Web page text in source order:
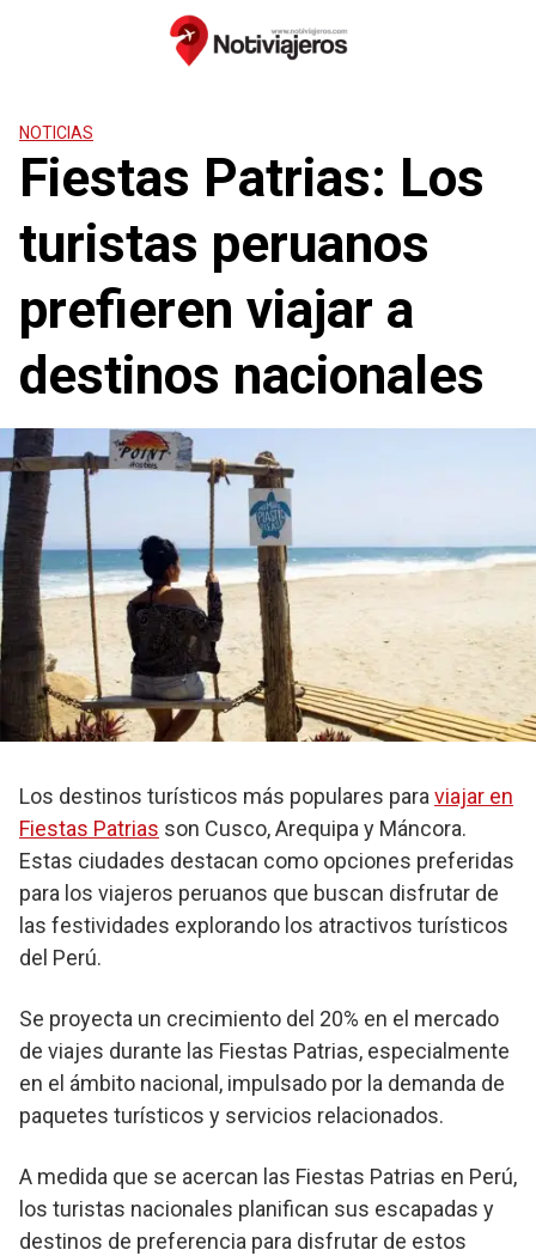
NOTICIAS
Fiestas Patrias: Los
turistas peruanos
prefieren viajar a
destinos nacionales
Los destinos turísticos más populares para viajar en
Fiestas Patrias son Cusco, Arequipa y Máncora.
Estas ciudades destacan como opciones preferidas
para los viajeros peruanos que buscan disfrutar de
las festividades explorando los atractivos turísticos
del Perú.
Se proyecta un crecimiento del 20% en el mercado
de viajes durante las Fiestas Patrias, especialmente
en el ámbito nacional, impulsado por la demanda de
paquetes turísticos y servicios relacionados.
A medida que se acercan las Fiestas Patrias en Perú,
los turistas nacionales planifican sus escapadas y
destinos de preferencia para disfrutar de estos